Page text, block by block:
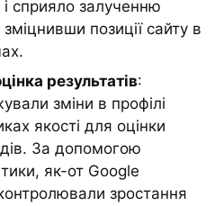
сприяло залученню
зміцнивши позиції сайту в
результатів:
зміни в профілі
якості для оцінки
За допомогою
як-от Google
зростання